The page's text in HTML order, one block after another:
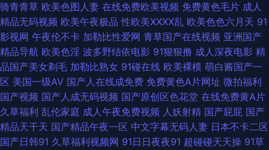
久久潮久久添 欧美涩涩导航 人人草天天干 日本中文字幕成人 亚洲色图传媒
3级片视频 91后入jk 97人人上超碰 97視頻 av资源总站 福利1区 国产一起色
激情综合网淫淫网 欧美另类视频 欧美性爱天天网 人妖自慰网址 日韩欧美撸
啊撸 四虎激情 午夜1区2区 亚洲老司机AV 91aV免费视频 91素人草草影院 99
热精品在这里 成人网站黑丝 国产91蜜臀人妻 国产韩国精品 极品色五月天 九
骑青青草 欧美色图人妻 在线免费欧美视频 免费黄色毛片 成人
精品无码视频 欧美午夜极品 性欧美ⅩⅩⅩⅩ乱 欧美色色六月天 91
影视网 午夜伦不卡 加勒比性爱网 青草国产在线视频 亚洲国产
精品导航 欧美色淫 波多野结依电影 91狠狠撸 成人深夜电影 精
品国产美女剃毛 加勒比熟女 91碰在线 欧美裸模 萌白酱国产一
区 美国一级AV 国产人在线成免费 免费黄色A片网址 微拍福利
国产视频 国产人成无码视频 国产原创区色花堂 在线免费黄A片
久草福利 乱伦家庭 成人午夜免费视频 人妖射精 国产屁屁 国产
精品天干天 国产精品午夜一区 中文字幕无码人妻 日本不卡二区
国产日韩91 久草福利视频网 91日日夜夜91 超碰碰天天操 91草